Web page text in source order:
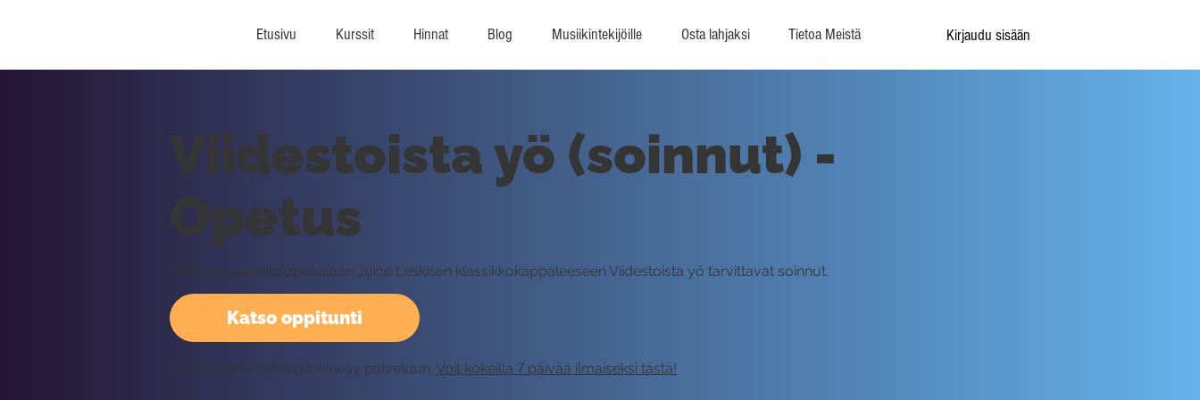
Etusivu Kurssit Hinnat Blog Musiikintekijöille Osta lahjaksi Tietoa Meistä Kirjaudu sisään
Katso oppitunti
Viidestoista yö (soinnut) -
Opetus
Tällä oppitunnilla opetellaan Juice Leskisen klassikkokappaleeseen Viidestoista yö tarvittavat soinnut.
Vaatii kirjautumisen Rockway palveluun. Voit kokeilla 7 päivää ilmaiseksi tästä!